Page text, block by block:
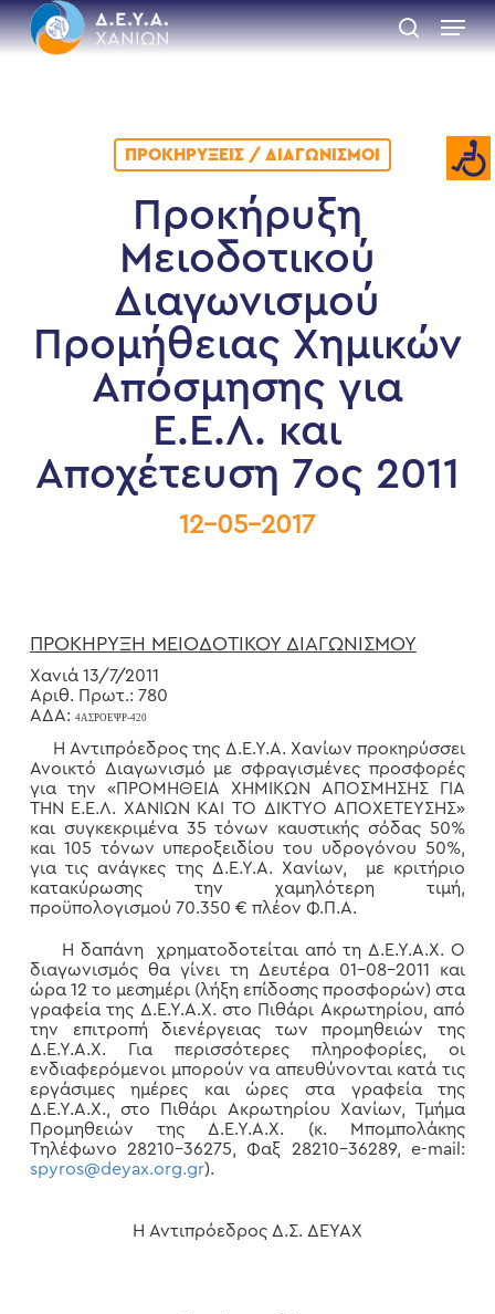
Skip
to
main
search
Menu
ΠΡΟΚΗΡΎΞΕΙΣ / ΔΙΑΓΩΝΙΣΜΟΊ
Προκήρυξη
Μειοδοτικού
Διαγωνισμού
Προμήθειας Χημικών
Απόσμησης για
Ε.Ε.Λ. και
Αποχέτευση 7ος 2011
12-05-2017
ΠΡΟΚΗΡΥΞΗ ΜΕΙΟΔΟΤΙΚΟΥ ΔΙΑΓΩΝΙΣΜΟΥ
Χανιά 13/7/2011
Αριθ. Πρωτ.: 780
ΑΔΑ: 4ΑΣΡΟΕΨΡ-420
Η Αντιπρόεδρος της Δ.Ε.Υ.Α. Χανίων προκηρύσσει
Ανοικτό Διαγωνισμό με σφραγισμένες προσφορές
για την «ΠΡΟΜΗΘΕΙΑ ΧΗΜΙΚΩΝ ΑΠΟΣΜΗΣΗΣ ΓΙΑ
ΤΗΝ Ε.Ε.Λ. ΧΑΝΙΩΝ ΚΑΙ ΤΟ ΔΙΚΤΥΟ ΑΠΟΧΕΤΕΥΣΗΣ»
και συγκεκριμένα 35 τόνων καυστικής σόδας 50%
και 105 τόνων υπεροξειδίου του υδρογόνου 50%,
για τις ανάγκες της Δ.Ε.Υ.Α. Χανίων, με κριτήριο
κατακύρωσης την χαμηλότερη τιμή,
προϋπολογισμού 70.350 € πλέον Φ.Π.Α.
Η δαπάνη χρηματοδοτείται από τη Δ.Ε.Υ.Α.Χ. Ο
διαγωνισμός θα γίνει τη Δευτέρα 01-08-2011 και
ώρα 12 το μεσημέρι (λήξη επίδοσης προσφορών) στα
γραφεία της Δ.Ε.Υ.Α.Χ. στο Πιθάρι Ακρωτηρίου, από
την επιτροπή διενέργειας των προμηθειών της
Δ.Ε.Υ.Α.Χ. Για περισσότερες πληροφορίες, οι
ενδιαφερόμενοι μπορούν να απευθύνονται κατά τις
εργάσιμες ημέρες και ώρες στα γραφεία της
Δ.Ε.Υ.Α.Χ., στο Πιθάρι Ακρωτηρίου Χανίων, Τμήμα
Προμηθειών της Δ.Ε.Υ.Α.Χ. (κ. Μπομπολάκης
Τηλέφωνο 28210-36275, Φαξ 28210-36289, e-mail:
spyros@deyax.org.gr).
Η Αντιπρόεδρος Δ.Σ. ΔΕΥΑΧ